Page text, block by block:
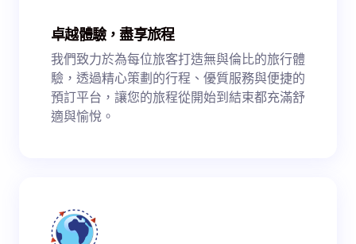
卓越體驗，盡享旅程
我們致力於為每位旅客打造無與倫比的旅行體
驗，透過精心策劃的行程、優質服務與便捷的
預訂平台，讓您的旅程從開始到結束都充滿舒
適與愉悅。